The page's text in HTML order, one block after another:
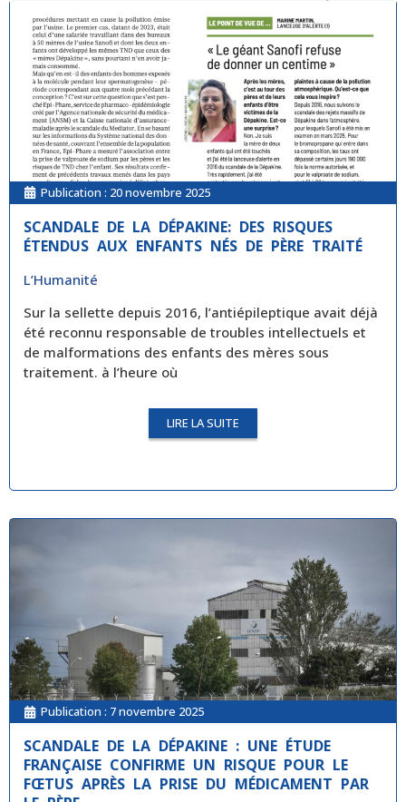
Publication : 20 novembre 2025
SCANDALE DE LA DÉPAKINE: DES RISQUES
ÉTENDUS AUX ENFANTS NÉS DE PÈRE TRAITÉ
L’Humanité
Sur la sellette depuis 2016, l’antiépileptique avait déjà
été reconnu responsable de troubles intellectuels et
de malformations des enfants des mères sous
traitement. à l’heure où
LIRE LA SUITE
Publication : 7 novembre 2025
SCANDALE DE LA DÉPAKINE : UNE ÉTUDE
FRANÇAISE CONFIRME UN RISQUE POUR LE
FŒTUS APRÈS LA PRISE DU MÉDICAMENT PAR